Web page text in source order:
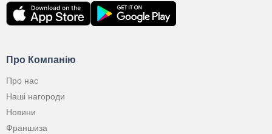
Про Компанію
Про нас
Наші нагороди
Новини
Франшиза